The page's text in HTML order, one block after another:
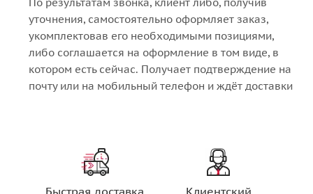
уточнения, самостоятельно оформляет заказ,
укомплектовав его необходимыми позициями,
либо соглашается на оформление в том виде, в
котором есть сейчас. Получает подтверждение на
почту или на мобильный телефон и ждёт доставки
Быстрая доставка
Клиентский